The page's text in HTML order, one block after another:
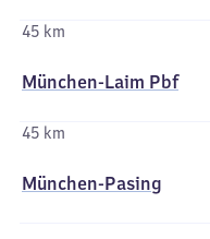
45 km
München-Laim Pbf
45 km
München-Pasing